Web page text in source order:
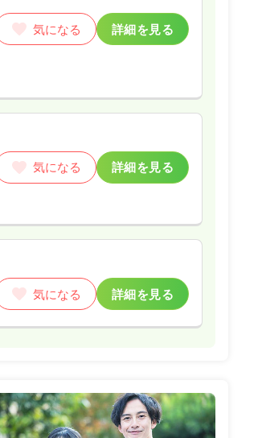
気になる 詳細を見る
気になる 詳細を見る
気になる 詳細を見る